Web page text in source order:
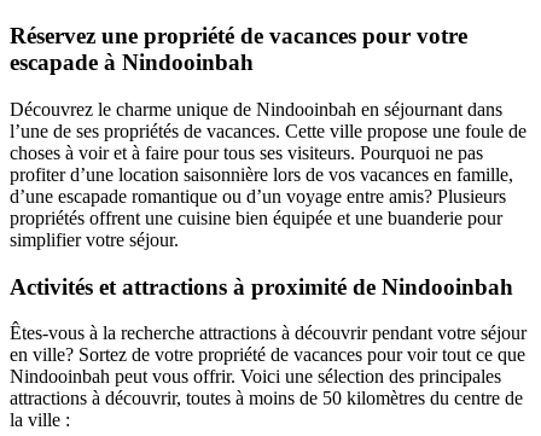
Réservez une propriété de vacances pour votre
escapade à Nindooinbah
Découvrez le charme unique de Nindooinbah en séjournant dans
l’une de ses propriétés de vacances. Cette ville propose une foule de
choses à voir et à faire pour tous ses visiteurs. Pourquoi ne pas
profiter d’une location saisonnière lors de vos vacances en famille,
d’une escapade romantique ou d’un voyage entre amis? Plusieurs
propriétés offrent une cuisine bien équipée et une buanderie pour
simplifier votre séjour.
Activités et attractions à proximité de Nindooinbah
Êtes-vous à la recherche attractions à découvrir pendant votre séjour
en ville? Sortez de votre propriété de vacances pour voir tout ce que
Nindooinbah peut vous offrir. Voici une sélection des principales
attractions à découvrir, toutes à moins de 50 kilomètres du centre de
la ville :